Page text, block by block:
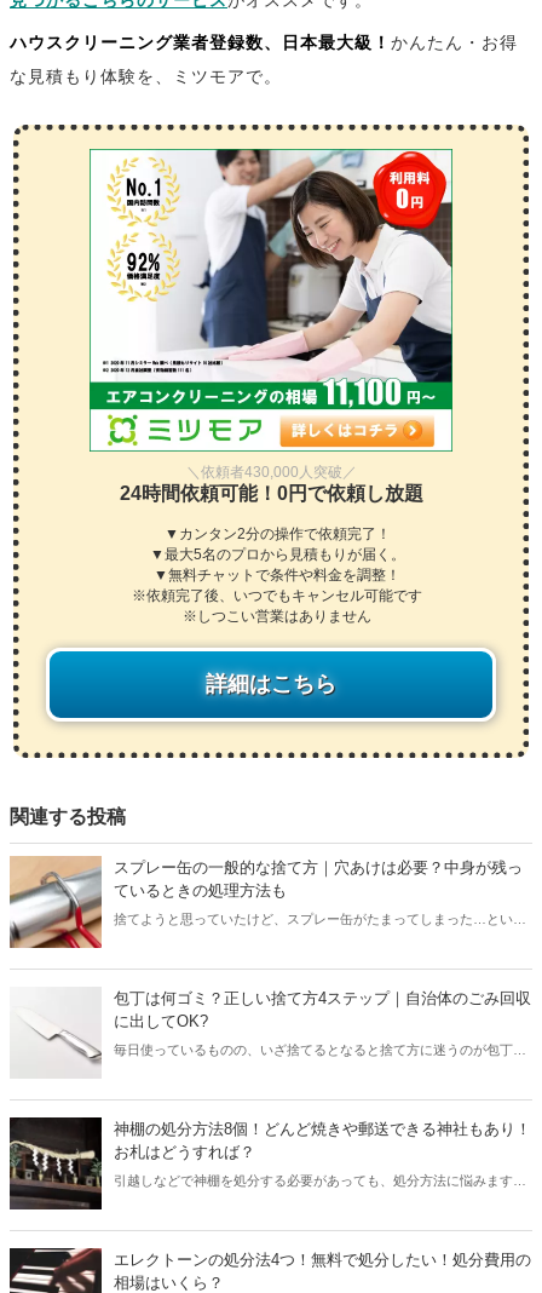
ハウスクリーニング業者登録数、日本最大級！ かんたん・お得
な見積もり体験を、ミツモアで。
＼依頼者430,000人突破／
24時間依頼可能！0円で依頼し放題
▼カンタン2分の操作で依頼完了！
▼最大5名のプロから見積もりが届く。
▼無料チャットで条件や料金を調整！
※依頼完了後、いつでもキャンセル可能です
※しつこい営業はありません
詳細はこちら
関連する投稿
スプレー缶の一般的な捨て方｜穴あけは必要？中身が残っ
ているときの処理方法も
捨てようと思っていたけど、スプレー缶がたまってしまった…という
スプレー缶の捨て方だけでなく、中身が残っている場合の非常識にな
らない処理方法もお伝え。本記事を読んで一般的なルールを知ってお
けば、今後スプレー缶の捨て方に悩まなくて良くなりますよ。
包丁は何ゴミ？正しい捨て方4ステップ｜自治体のごみ回収
に出してOK?
毎日使っているものの、いざ捨てるとなると捨て方に迷うのが包丁。
ものがなくても、新聞紙・厚紙とガムテープがあれば簡単に捨てられ
ますよ。
神棚の処分方法8個！どんど焼きや郵送できる神社もあり！
お札はどうすれば？
引越しなどで神棚を処分する必要があっても、処分方法に悩みます。
ェックです。処分を急いでいるなどあなたの状況に合わせて、失礼の
ないように神棚を処分する方法を見つけましょう。
エレクトーンの処分法4つ！無料で処分したい！処分費用の
相場はいくら？